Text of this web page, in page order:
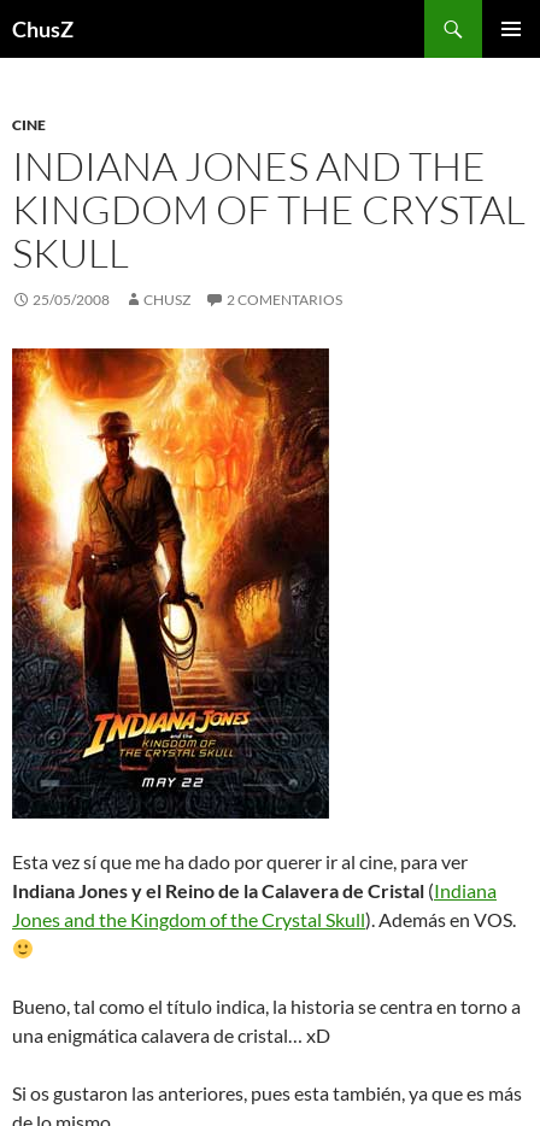
ChusZ
CINE
INDIANA JONES AND THE
KINGDOM OF THE CRYSTAL
SKULL
25/05/2008 CHUSZ 2 COMENTARIOS
Esta vez sí que me ha dado por querer ir al cine, para ver
Indiana Jones y el Reino de la Calavera de Cristal (Indiana
Jones and the Kingdom of the Crystal Skull). Además en VOS.
Bueno, tal como el título indica, la historia se centra en torno a
una enigmática calavera de cristal… xD
Si os gustaron las anteriores, pues esta también, ya que es más